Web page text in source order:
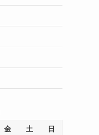
金 土 日